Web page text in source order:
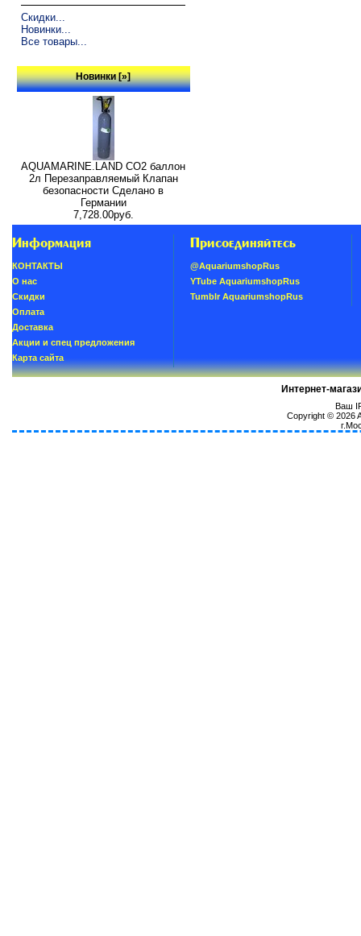
Скидки...
Новинки...
Все товары...
Новинки [»]
AQUAMARINE.LAND CO2 баллон
2л Перезаправляемый Клапан
безопасности Сделано в
Германии
7,728.00руб.
Информация
КОНТАКТЫ
О нас
Скидки
Oплатa
Доставка
Акции и спец предложения
Карта сайта
Присоединяйтесь
@AquariumshopRus
YTube AquariumshopRus
Tumblr AquariumshopRus
Интернет-
Ваш
Copyright © 2026